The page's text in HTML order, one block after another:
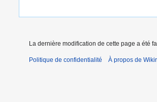
La dernière modification de cette page a été
Politique de confidentialité À propos de